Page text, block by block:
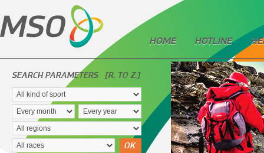
HOME HOTLINE
SEARCH PARAMETERS [R. TO Z.]
OK